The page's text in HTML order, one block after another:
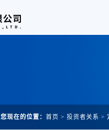
您现在的位置： 首页 > 投资者关系 >